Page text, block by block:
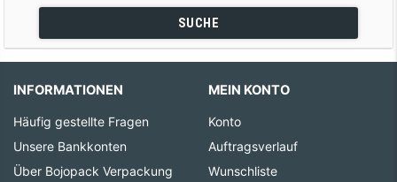
SUCHE
INFORMATIONEN
Häufig gestellte Fragen
Unsere Bankkonten
Über Bojopack Verpackung
MEIN KONTO
Konto
Auftragsverlauf
Wunschliste